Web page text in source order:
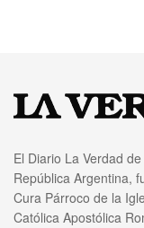
El Diario La Verdad
República Argentina,
Cura Párroco de la
Católica Apostólica